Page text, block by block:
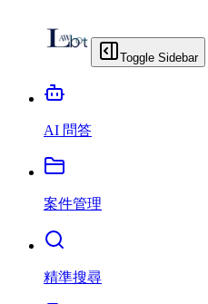
Toggle Sidebar
AI 問答
案件管理
精準搜尋